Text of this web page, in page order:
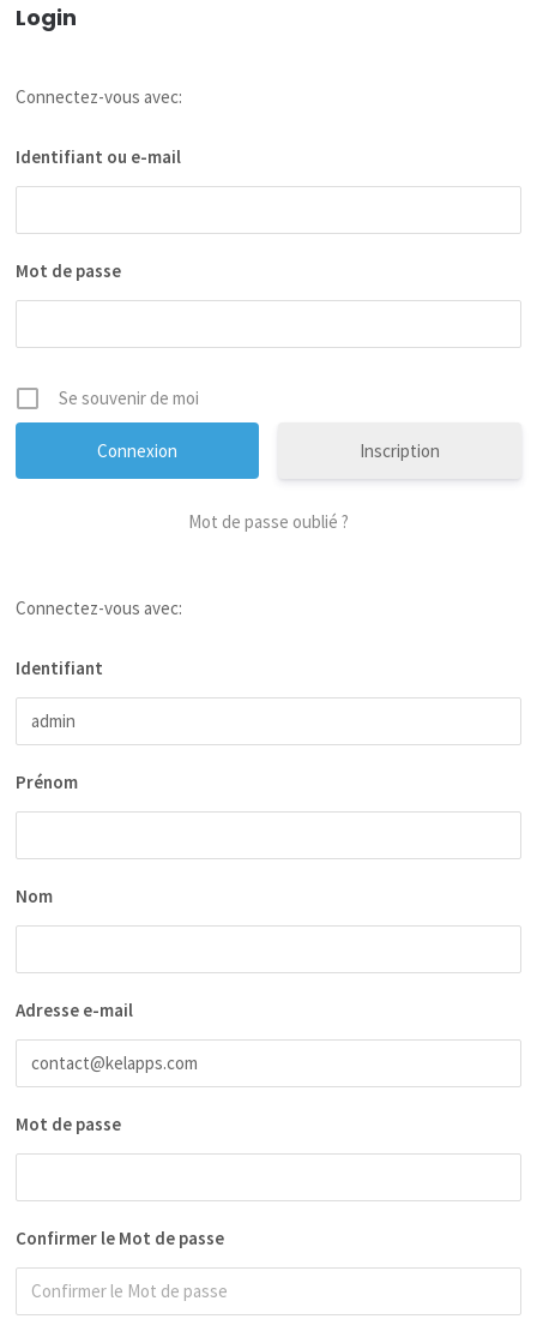
Login
Connectez-vous avec:
Identifiant ou e-mail
Mot de passe
Se souvenir de moi
Inscription
Mot de passe oublié ?
Connectez-vous avec:
Identifiant
Prénom
Nom
Adresse e-mail
Mot de passe
Confirmer le Mot de passe